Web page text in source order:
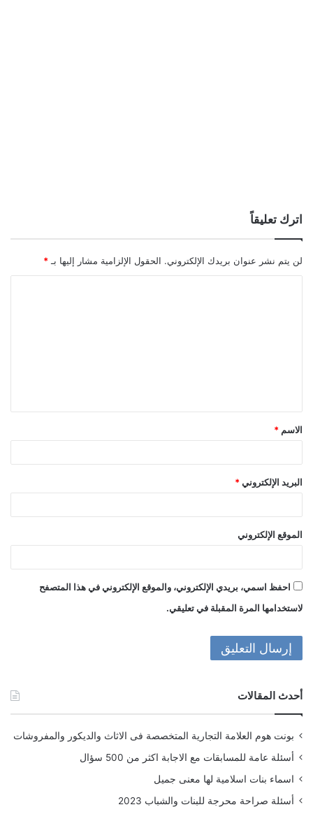
اترك تعليقاً
لن يتم نشر عنوان بريدك الإلكتروني. الحقول الإلزامية مشار إليها بـ *
ق
*
الاسم *
البريد الإلكتروني *
الموقع الإلكتروني
احفظ اسمي، بريدي الإلكتروني، والموقع الإلكتروني في هذا المتصفح
لاستخدامها المرة المقبلة في تعليقي.
أحدث المقالات
بونت هوم العلامة التجارية المتخصصة فى الاثاث والديكور والمفروشات
أسئلة عامة للمسابقات مع الاجابة اكثر من 500 سؤال
اسماء بنات اسلامية لها معنى جميل
أسئلة صراحة محرجة للبنات والشباب 2023